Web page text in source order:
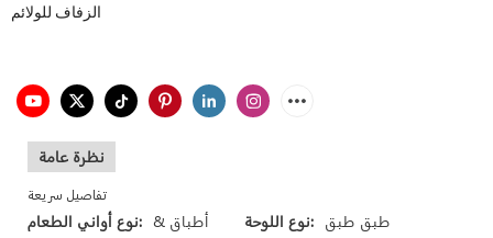
الزفاف للولائم
نظرة عامة
تفاصيل سريعة
نوع أواني الطعام: أطباق &
نوع اللوحة: طبق طبق